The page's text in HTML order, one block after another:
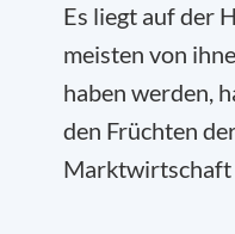
Es liegt auf der
meisten von
haben werden,
den Früchten
Marktwirtschaft